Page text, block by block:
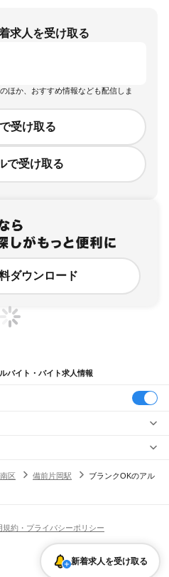
求人を受け取る
ほか、おすすめ情報なども配信しま
受け取る
で受け取る
ダウンロード
バイト・バイト求人情報
浅口郡小田郡真庭郡苫田郡勝田郡
新倉敷駅金光駅鴨方駅里庄駅笠岡駅
香登駅
バー（BAR）・バーテンダー
店（店長・マネージャー）
髪型・髪色自由
留学生・外国人活躍中
南区 備前片岡駅
ブランクOKのアル
新着求人を受け取る
規約・プライバシーポリシー